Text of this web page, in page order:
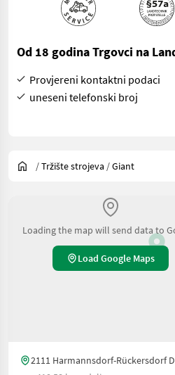
Od 18 godina Trgovci na
Provjereni kontaktni podaci
uneseni telefonski broj
/Tržište strojeva /Giant
Loading the map will send data to
Load Google Maps
2111 Harmannsdorf-Rückersdorf